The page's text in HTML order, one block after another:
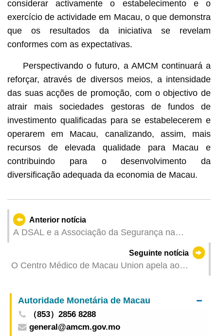
considerar activamente o estabelecimento e o
exercício de actividade em Macau, o que demonstra
que os resultados da iniciativa se revelam
conformes com as expectativas.
Perspectivando o futuro, a AMCM continuará a
reforçar, através de diversos meios, a intensidade
das suas acções de promoção, com o objectivo de
atrair mais sociedades gestoras de fundos de
investimento qualificadas para se estabelecerem e
operarem em Macau, canalizando, assim, mais
recursos de elevada qualidade para Macau e
contribuindo para o desenvolvimento da
diversificação adequada da economia de Macau.
Anterior notícia
A DSAL e a Associação da Segurança na
Conferência Académica sobre Segurança e
Saúde Ocupacional para promover o
segurança e saúde ocupacional
Seguinte notícia
O Centro Médico de Macau Union apela ao
fraudulentas
Autoridade Monetária de Macau
（853）2856 8288
general@amcm.gov.mo